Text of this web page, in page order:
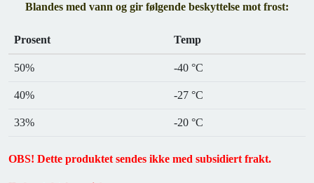
Blandes med vann og gir følgende beskyttelse mot frost:
Prosent Temp
50% -40 °C
40% -27 °C
33% -20 °C
OBS! Dette produktet sendes ikke med subsidiert frakt.